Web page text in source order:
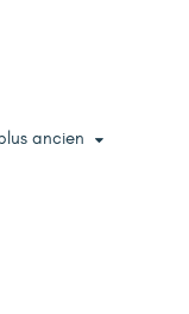
ancien